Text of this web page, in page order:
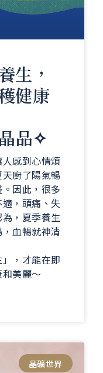
生，
健康
品✧
感到心情煩
廚了陽氣暢
因此，很多
，頭痛、失
，夏季養生
血暢就神清
，才能在即
美麗～
晶礦世界